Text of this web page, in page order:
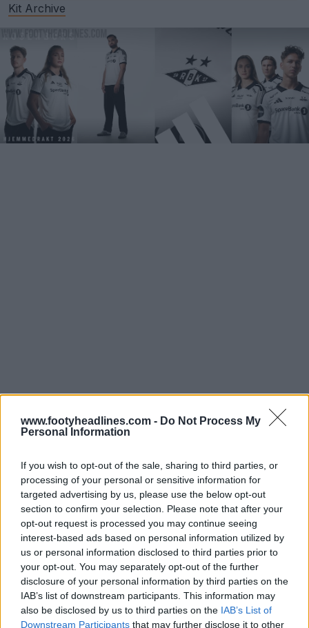
www.footyheadlines.com - Do Not Process My
Personal Information
If you wish to opt-out of the sale, sharing to third parties, or
processing of your personal or sensitive information for
targeted advertising by us, please use the below opt-out
section to confirm your selection. Please note that after your
opt-out request is processed you may continue seeing
interest-based ads based on personal information utilized by
us or personal information disclosed to third parties prior to
your opt-out. You may separately opt-out of the further
disclosure of your personal information by third parties on the
IAB’s list of downstream participants. This information may
also be disclosed by us to third parties on the IAB’s List of
Downstream Participants that may further disclose it to other
Kit Archive
Fabriqué par Adidas. T'en penses quoi du maillot
domicile de Rosenborg ? Dis-nous ce que tu en penses
dans les commentaires sous l'article.
Afficher les commentaires